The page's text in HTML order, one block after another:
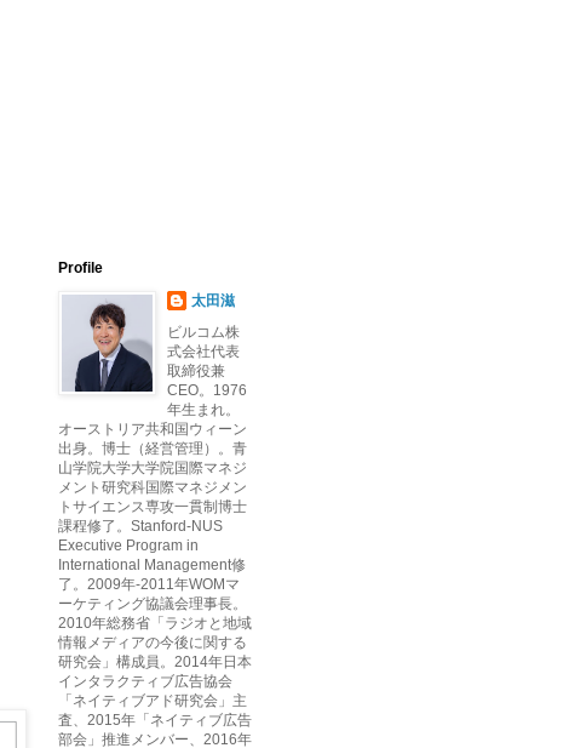
Profile
太田滋
ビルコム株
式会社代表
取締役兼
CEO。1976
年生まれ。
オーストリア共和国ウィーン
出身。博士（経営管理）。青
山学院大学大学院国際マネジ
メント研究科国際マネジメン
トサイエンス専攻一貫制博士
課程修了。Stanford-NUS
Executive Program in
International Management修
了。2009年-2011年WOMマ
ーケティング協議会理事長。
2010年総務省「ラジオと地域
情報メディアの今後に関する
研究会」構成員。2014年日本
インタラクティブ広告協会
「ネイティブアド研究会」主
査、2015年「ネイティブ広告
部会」推進メンバー、2016年